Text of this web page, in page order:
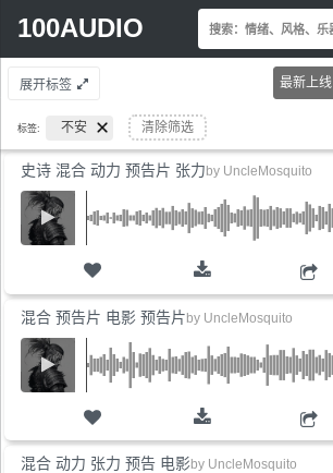
100AUDIO
Search
展开标签
标签: 不安 清除筛选
最新上线
史诗 混合 动力 预告片 张力 by UncleMosquito
混合 预告片 电影 预告片 by UncleMosquito
混合 动力 张力 预告 电影by UncleMosquito